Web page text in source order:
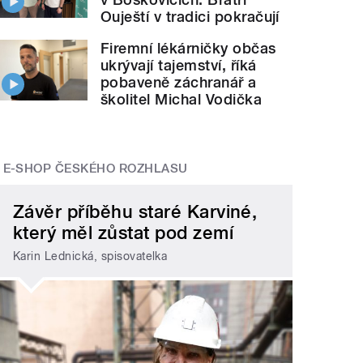
v peřince od Elišky Břouškové. " style="">
Ouještí v tradici pokračují
Firemní lékárničky občas
ukrývají tajemství, říká
pobaveně záchranář a
školitel Michal Vodička
E-SHOP ČESKÉHO ROZHLASU
Závěr příběhu staré Karviné,
který měl zůstat pod zemí
Karin Lednická, spisovatelka